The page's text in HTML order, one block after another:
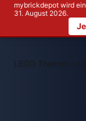
mybrickdepot wird
31. August 2026.
LEGO Themen >